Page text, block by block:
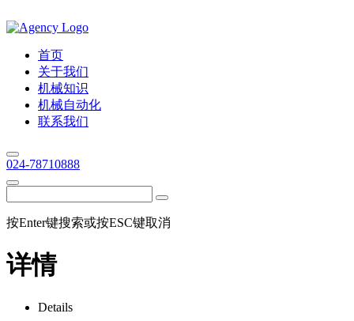
首页
关于我们
机械知识
机械自动化
联系我们
024-78710888
按Enter键搜索或按ESC键取消
详情
Details